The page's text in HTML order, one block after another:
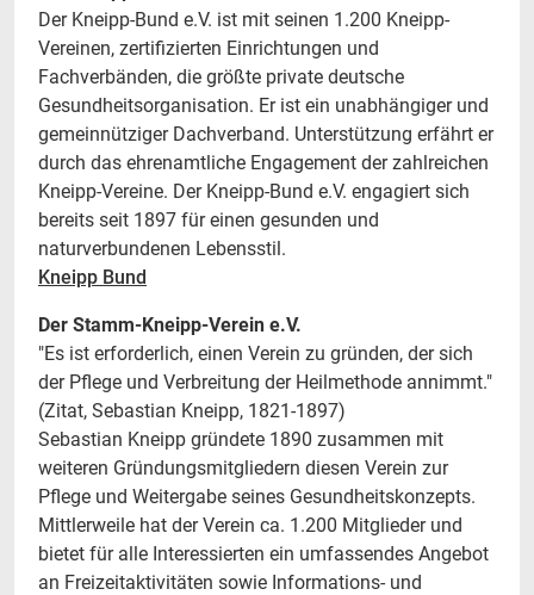
Der Kneipp-Bund e.V. ist mit seinen 1.200 Kneipp-
Vereinen, zertifizierten Einrichtungen und
Fachverbänden, die größte private deutsche
Gesundheitsorganisation. Er ist ein unabhängiger und
gemeinnütziger Dachverband. Unterstützung erfährt er
durch das ehrenamtliche Engagement der zahlreichen
Kneipp-Vereine. Der Kneipp-Bund e.V. engagiert sich
bereits seit 1897 für einen gesunden und
naturverbundenen Lebensstil.
Kneipp Bund
Der Stamm-Kneipp-Verein e.V.
"Es ist erforderlich, einen Verein zu gründen, der sich
der Pflege und Verbreitung der Heilmethode annimmt."
(Zitat, Sebastian Kneipp, 1821-1897)
Sebastian Kneipp gründete 1890 zusammen mit
weiteren Gründungsmitgliedern diesen Verein zur
Pflege und Weitergabe seines Gesundheitskonzepts.
Mittlerweile hat der Verein ca. 1.200 Mitglieder und
bietet für alle Interessierten ein umfassendes Angebot
an Freizeitaktivitäten sowie Informations- und